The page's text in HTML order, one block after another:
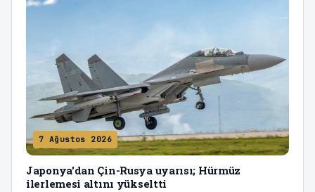
7 Ağustos 2026
Japonya'dan Çin-Rusya uyarısı; Hürmüz
ilerlemesi altını yükseltti